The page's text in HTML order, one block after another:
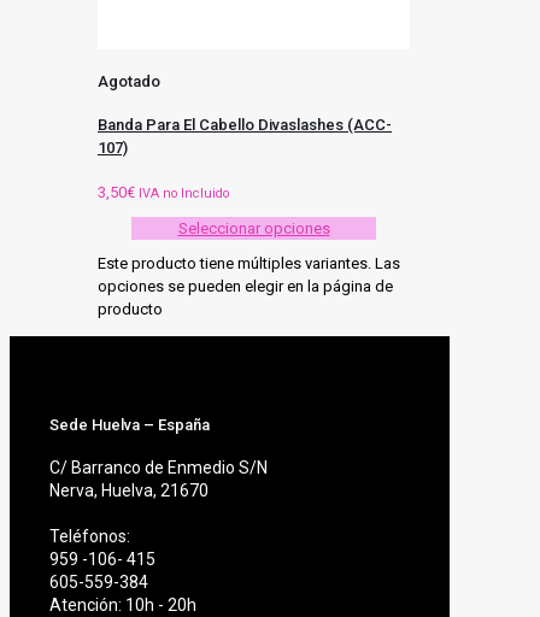
Agotado
Banda Para El Cabello Divaslashes (ACC-
107)
3,50€ IVA no Incluido
Seleccionar opciones
Este producto tiene múltiples variantes. Las
opciones se pueden elegir en la página de
producto
Sede Huelva – España
C/ Barranco de Enmedio S/N
Nerva, Huelva, 21670
Teléfonos:
959 -106- 415
605-559-384
Atención: 10h - 20h